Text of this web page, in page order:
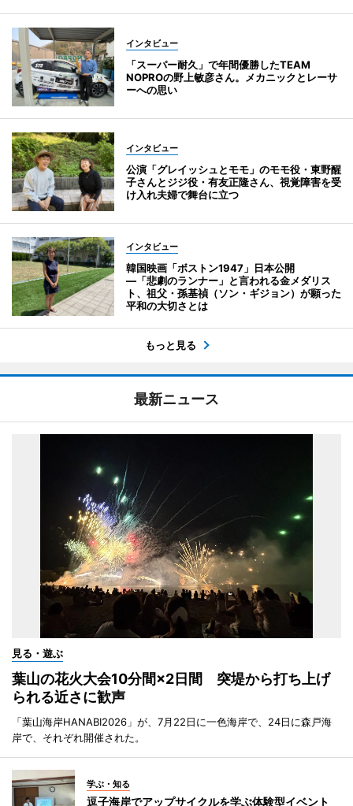
インタビュー
「スーパー耐久」で年間優勝したTEAM
NOPROの野上敏彦さん。メカニックとレーサ
ーへの思い
インタビュー
公演「グレイッシュとモモ」のモモ役・東野醒
子さんとジジ役・有友正隆さん、視覚障害を受
け入れ夫婦で舞台に立つ
インタビュー
韓国映画「ボストン1947」日本公開
―「悲劇のランナー」と言われる金メダリス
ト、祖父・孫基禎（ソン・ギジョン）が願った
平和の大切さとは
もっと見る
最新ニュース
見る・遊ぶ
葉山の花火大会10分間×2日間 突堤から打ち上げ
られる近さに歓声
「葉山海岸HANABI2026」が、7月22日に一色海岸で、24日に森戸海
岸で、それぞれ開催された。
学ぶ・知る
逗子海岸でアップサイクルを学ぶ体験型イベント